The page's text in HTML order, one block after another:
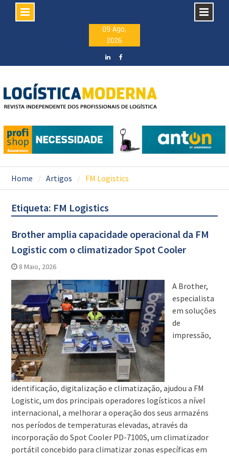
09 Ago,
2026
Home Artigos FM Logistics
Etiqueta: FM Logistics
Brother amplia capacidade operacional da FM
Logistic com o climatizador Spot Cooler
8 Maio, 2026
A Brother,
especialista
em soluções
de
impressão,
identificação, digitalização e climatização, ajudou a FM
Logistic, um dos principais operadores logísticos a nível
internacional, a melhorar a operação dos seus armazéns
nos períodos de temperaturas elevadas, através da
incorporação do Spot Cooler PD-7100S, um climatizador
portátil concebido para climatizar zonas específicas em